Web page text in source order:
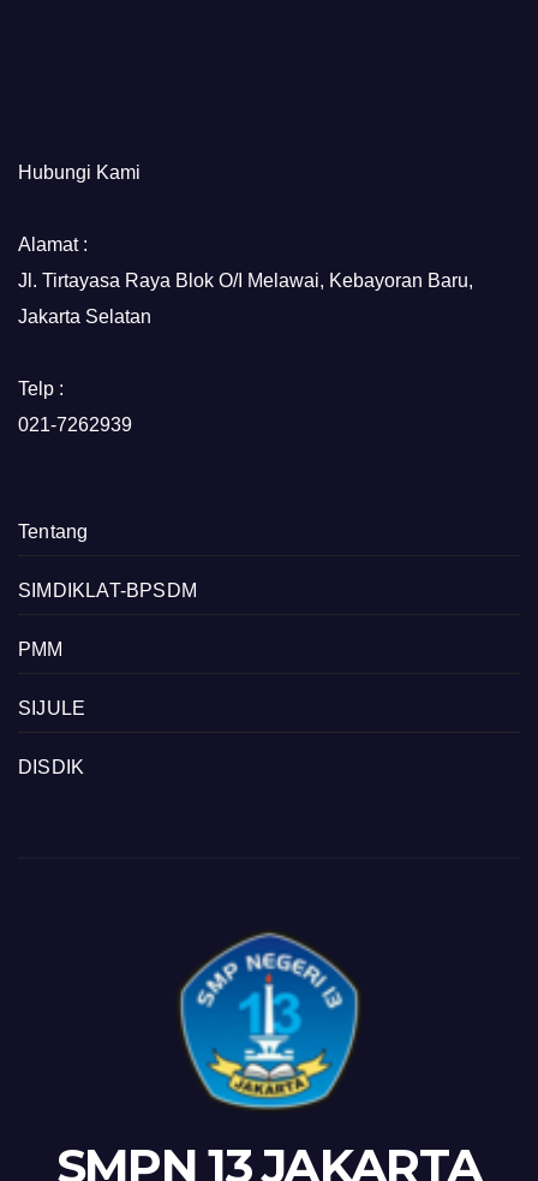
Hubungi Kami
Alamat :
Jl. Tirtayasa Raya Blok O/I Melawai, Kebayoran Baru,
Jakarta Selatan
Telp :
021-7262939
Tentang
SIMDIKLAT-BPSDM
PMM
SIJULE
DISDIK
SMPN 13 JAKARTA